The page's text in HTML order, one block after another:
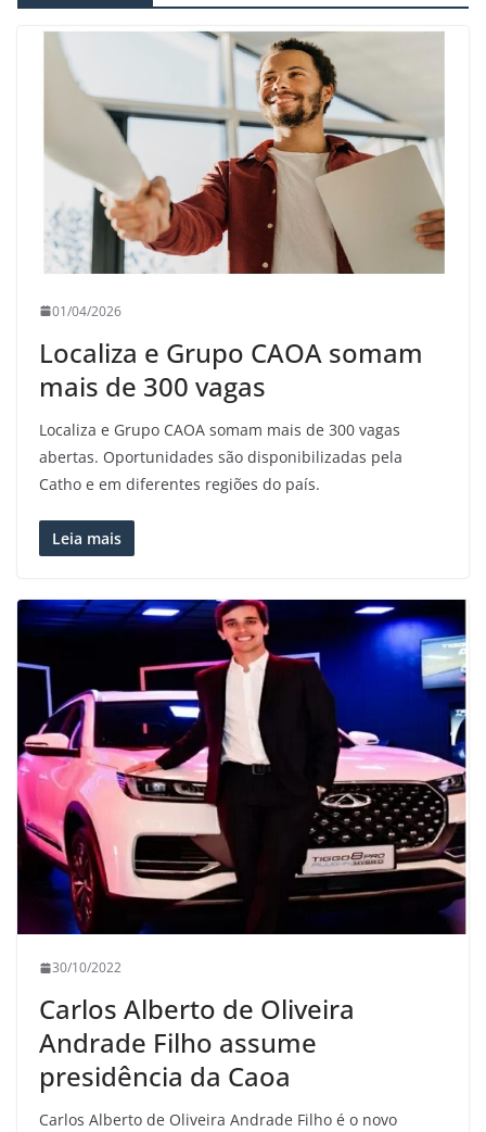
01/04/2026
Localiza e Grupo CAOA somam
mais de 300 vagas
Localiza e Grupo CAOA somam mais de 300 vagas
abertas. Oportunidades são disponibilizadas pela
Catho e em diferentes regiões do país.
Leia mais
30/10/2022
Carlos Alberto de Oliveira
Andrade Filho assume
presidência da Caoa
Carlos Alberto de Oliveira Andrade Filho é o novo